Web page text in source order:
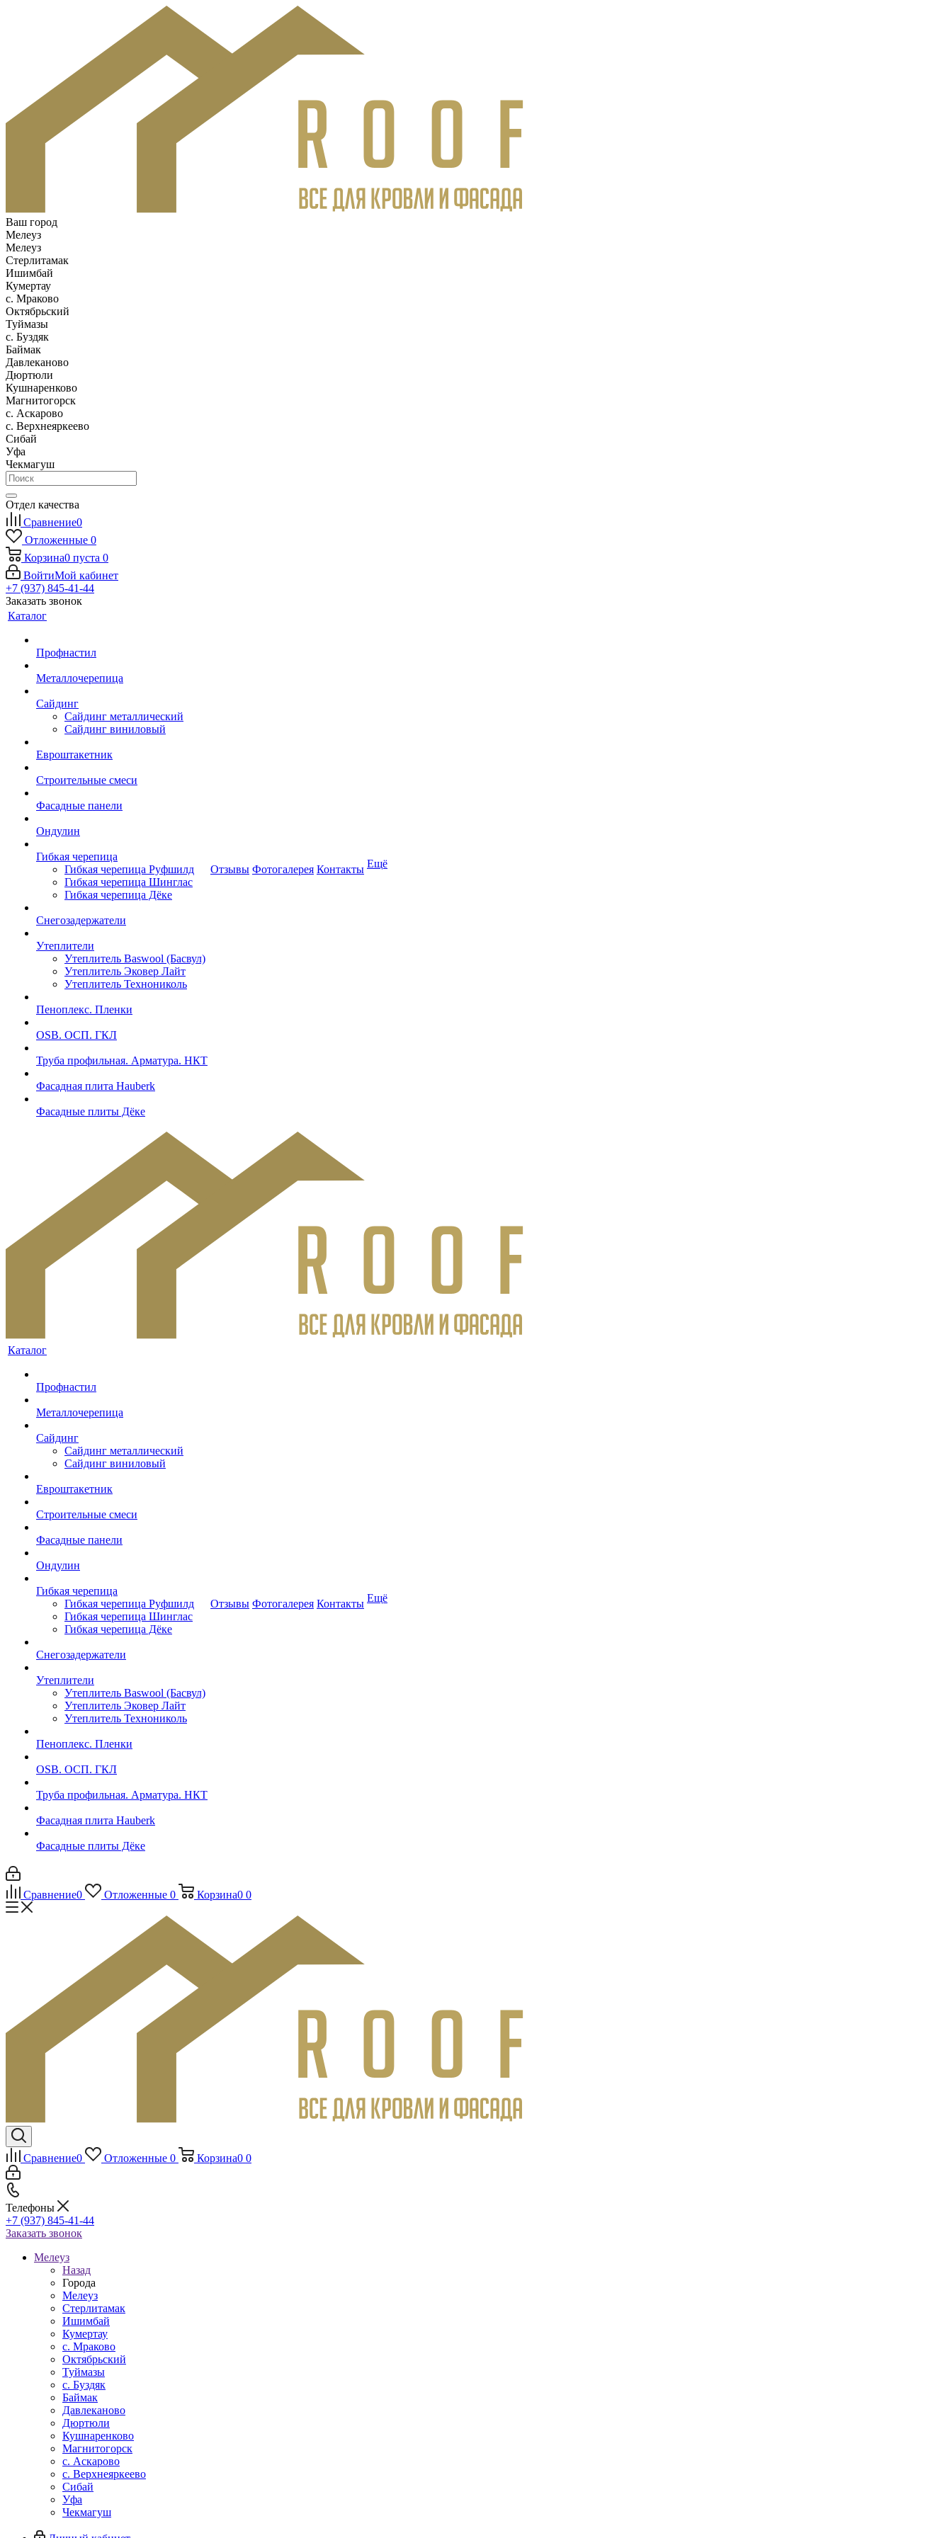
Ваш город
Мелеуз
Мелеуз
Стерлитамак
Ишимбай
Кумертау
c. Мраково
Октябрьский
Туймазы
c. Буздяк
Баймак
Давлеканово
Дюртюли
Кушнаренково
Магнитогорск
с. Аскарово
с. Верхнеяркеево
Сибай
Уфа
Чекмагуш
Отдел качества
Сравнение0
Отложенные 0
Корзина0 пуста 0
ВойтиМой кабинет
+7 (937) 845-41-44
Заказать звонок
Каталог
Профнастил
Металлочерепица
Сайдинг
Сайдинг металлический
Сайдинг виниловый
Евроштакетник
Строительные смеси
Фасадные панели
Ондулин
Гибкая черепица
Гибкая черепица Руфшилд
Гибкая черепица Шинглас
Гибкая черепица Дёке
Снегозадержатели
Утеплители
Утеплитель Baswool (Басвул)
Утеплитель Эковер Лайт
Утеплитель Технониколь
Пеноплекс. Пленки
OSB. ОСП. ГКЛ
Труба профильная. Арматура. НКТ
Фасадная плита Hauberk
Фасадные плиты Дёке
Отзывы Фотогалерея Контакты Ещё
Каталог
Профнастил
Металлочерепица
Сайдинг
Сайдинг металлический
Сайдинг виниловый
Евроштакетник
Строительные смеси
Фасадные панели
Ондулин
Гибкая черепица
Гибкая черепица Руфшилд
Гибкая черепица Шинглас
Гибкая черепица Дёке
Снегозадержатели
Утеплители
Утеплитель Baswool (Басвул)
Утеплитель Эковер Лайт
Утеплитель Технониколь
Пеноплекс. Пленки
OSB. ОСП. ГКЛ
Труба профильная. Арматура. НКТ
Фасадная плита Hauberk
Фасадные плиты Дёке
Отзывы Фотогалерея Контакты Ещё
Сравнение0 Отложенные 0 Корзина0 0
Сравнение0 Отложенные 0 Корзина0 0
Телефоны
+7 (937) 845-41-44
Заказать звонок
Мелеуз
Назад
Города
Мелеуз
Стерлитамак
Ишимбай
Кумертау
c. Мраково
Октябрьский
Туймазы
c. Буздяк
Баймак
Давлеканово
Дюртюли
Кушнаренково
Магнитогорск
с. Аскарово
с. Верхнеяркеево
Сибай
Уфа
Чекмагуш